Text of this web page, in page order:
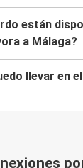
están
a Málaga?
llevar en